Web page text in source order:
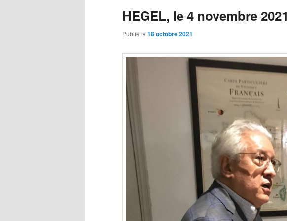
principal
secondaire
HEGEL, le 4 novembre 2021
Publié le 18 octobre 2021